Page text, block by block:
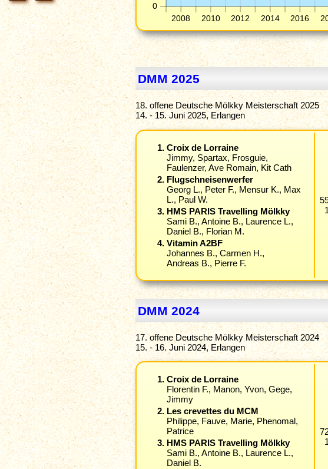
0
2008 2010 2012 2014 2016
DMM 2025
18. offene Deutsche Mölkky Meisterschaft 2025
14. - 15. Juni 2025, Erlangen
Croix de Lorraine
Jimmy, Spartax, Frosguie,
Faulenzer, Ave Romain, Kit Cath
Flugschneisenwerfer
Georg L., Peter F., Mensur K., Max
L., Paul W.
HMS PARIS Travelling Mölkky
Sami B., Antoine B., Laurence L.,
Daniel B., Florian M.
Vitamin A2BF
Johannes B., Carmen H.,
Andreas B., Pierre F.
DMM 2024
17. offene Deutsche Mölkky Meisterschaft 2024
15. - 16. Juni 2024, Erlangen
Croix de Lorraine
Florentin F., Manon, Yvon, Gege,
Jimmy
Les crevettes du MCM
Philippe, Fauve, Marie, Phenomal,
Patrice
HMS PARIS Travelling Mölkky
Sami B., Antoine B., Laurence L.,
Daniel B.